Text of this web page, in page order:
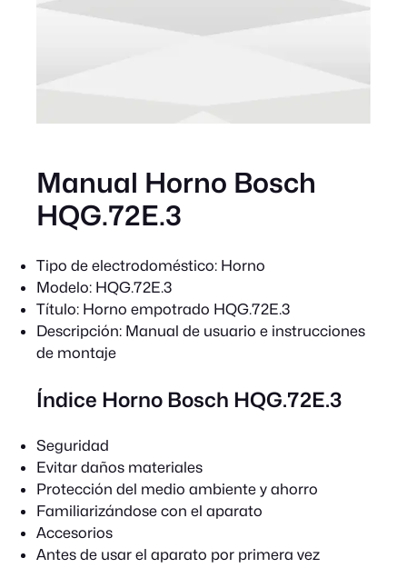
Manual Horno Bosch
HQG.72E.3
Tipo de electrodoméstico: Horno
Modelo: HQG.72E.3
Título: Horno empotrado HQG.72E.3
Descripción: Manual de usuario e instrucciones
de montaje
Índice Horno Bosch HQG.72E.3
Seguridad
Evitar daños materiales
Protección del medio ambiente y ahorro
Familiarizándose con el aparato
Accesorios
Antes de usar el aparato por primera vez